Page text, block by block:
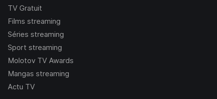
TV Gratuit
Films streaming
Séries streaming
Sport streaming
Molotov TV Awards
Mangas streaming
Actu TV